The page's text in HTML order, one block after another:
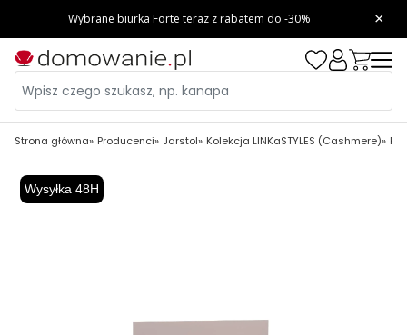
Strona główna Producenci Jarstol Kolekcja LINKaSTYLES (Cashmere)
Wysyłka 48H